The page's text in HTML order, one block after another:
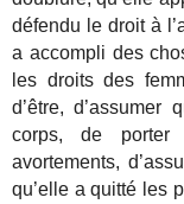
défendu le droit à
a accompli des
les droits des
d’être,
corps, de
avortements,
qu’elle a quitté les